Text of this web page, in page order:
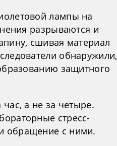
лампы на
разрываются и
сшивая материал
обнаружили,
защитного
а не за четыре.
стресс-
обращение с ними.